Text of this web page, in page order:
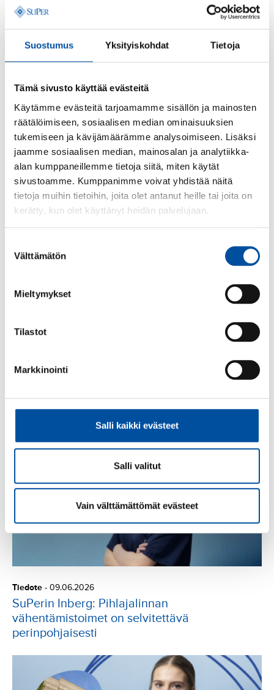
Suostumus Yksityiskohdat Tietoja
Tämä sivusto käyttää evästeitä
Käytämme evästeitä tarjoamamme sisällön ja mainosten
räätälöimiseen, sosiaalisen median ominaisuuksien
tukemiseen ja kävijämäärämme analysoimiseen. Lisäksi
jaamme sosiaalisen median, mainosalan ja analytiikka-
alan kumppaneillemme tietoja siitä, miten käytät
sivustoamme. Kumppanimme voivat yhdistää näitä
tietoja muihin tietoihin, joita olet antanut heille tai joita on
kerätty, kun olet käyttänyt heidän palvelujaan.
valinta
Välttämätön
Mieltymykset
Tilastot
Markkinointi
Salli kaikki evästeet
Salli valitut
Vain välttämättömät evästeet
työvoimapulassa. Vientivetoinen malli syventäisi
merkittävästi hoitajapulaa.
Lisätietoja:SuPerin puheenjohtajaPäivi Inberg , p. 040
705 9115
SuPer on Suomen suurin toisen asteen koulutettujen
sote-ammattilaisten ja varhaiskasvatuksen hoitajien
ammattiliitto
Lue seuraavaksi
SuPerin Inberg: Lähihoitajan nimikesuojausta
Tiedote - 09.06.2026
SuPerin Inberg: Pihlajalinnan
vähentämistoimet on selvitettävä
perinpohjaisesti